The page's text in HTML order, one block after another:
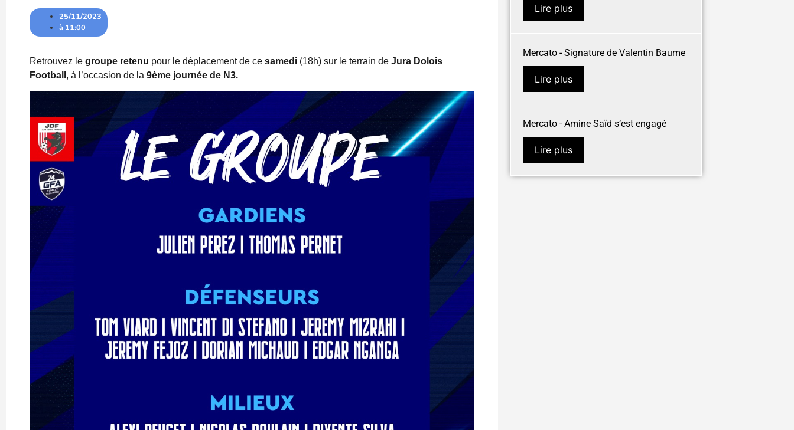
25/11/2023
à 11:00
Retrouvez le groupe retenu pour le déplacement de ce samedi (18h) sur le terrain de Jura Dolois
Football , à l’occasion de la 9ème journée de N3.
Lire plus
Mercato - Signature de Valentin Baume
Lire plus
Mercato - Amine Saïd s’est engagé
Lire plus